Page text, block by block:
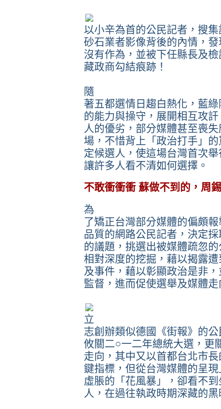
以小辛為首的公民記者，搜
砂石業者影像背後的內情，
沒有作為，並被下任縣長及
藏政商勾結痕跡！
隨
著五都選情日趨白熱化，藍
的能力與操守，展開相互攻
人的優劣，部分媒體甚至喪
場，不惜背上「政治打手」
定候選人，使這場台灣首次
讓許多人看不清如何選擇。
不敢衝衝衝 蘇做不到的，周
為
了矯正台灣部分媒體的偏頗
品質的網路公民記者，決定
的議題，挑選出被媒體疏忽
相對深度的挖掘，藉以揭露
及事件，藉以彰顯政治是非
監督，進而促使選舉及媒體
立
志創辦類似德國《街報》的
攸關二○一二年總統大選，更
走向，其中又以首都台北市
鍵指標，但從台灣媒體的呈
虛脹的「花風暴」，卻看不
人，在過往執政時期深藏的